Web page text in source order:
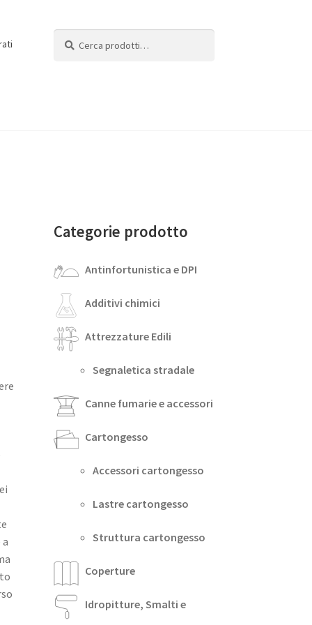
Categorie prodotto
Antinfortunistica e DPI
Additivi chimici
Attrezzature Edili
Segnaletica stradale
Canne fumarie e accessori
Cartongesso
Accessori cartongesso
Lastre cartongesso
Struttura cartongesso
Coperture
Idropitture, Smalti e